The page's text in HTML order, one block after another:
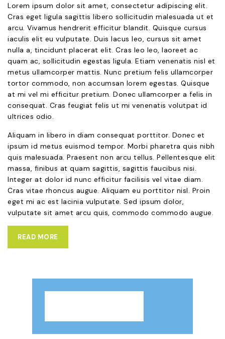
Lorem ipsum dolor sit amet, consectetur adipiscing elit.
Cras eget ligula sagittis libero sollicitudin malesuada ut et
arcu. Vivamus hendrerit efficitur blandit. Quisque cursus
iaculis elit eu vulputate. Duis lacus leo, cursus sit amet
nulla a, tincidunt placerat elit. Cras leo leo, laoreet ac
quam ac, sollicitudin egestas ligula. Etiam venenatis nisl et
metus ullamcorper mattis. Nunc pretium felis ullamcorper
tortor commodo, non accumsan lorem egestas. Quisque
at mi vel mi efficitur pretium. Donec ullamcorper a felis in
consequat. Cras feugiat felis ut mi venenatis volutpat id
ultrices odio.
Aliquam in libero in diam consequat porttitor. Donec et
ipsum id metus euismod tempor. Morbi pharetra quis nibh
quis malesuada. Praesent non arcu tellus. Pellentesque elit
massa, finibus at quam sagittis, sagittis faucibus nisi.
Integer at dolor id nunc efficitur facilisis vel vitae diam.
Cras vitae rhoncus augue. Aliquam eu porttitor nisl. Proin
eget mi ac est lacinia vulputate. Sed ipsum dolor,
vulputate sit amet arcu quis, commodo commodo augue.
READ MORE